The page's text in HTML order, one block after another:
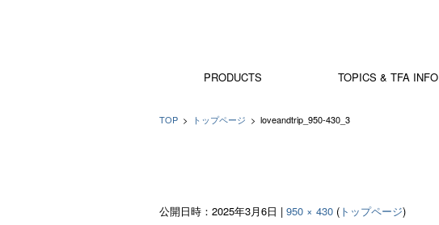
PRODUCTS
TOPICS & TFA INFO
TOP > トップページ > loveandtrip_950-430_3
公開日時： 2025年3月6日 | 950 × 430 ( トップページ)